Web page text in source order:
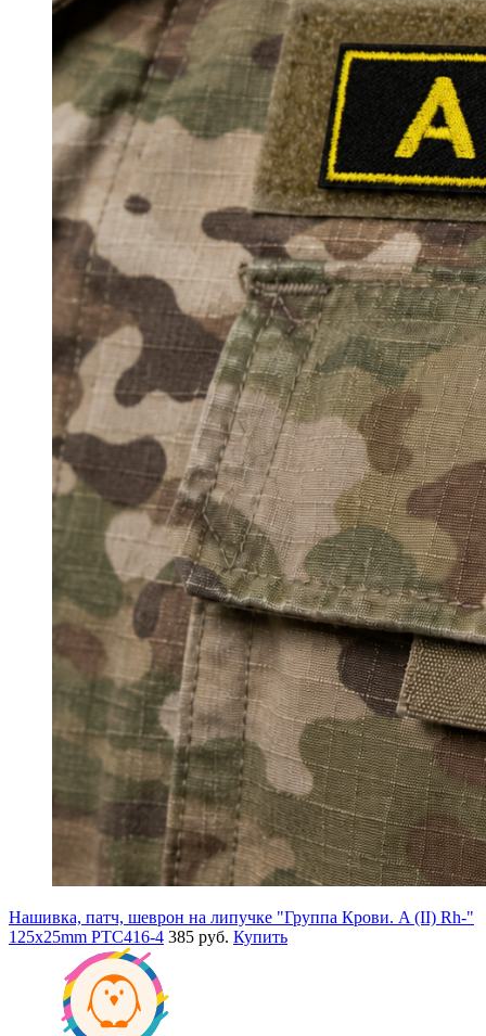
Нашивка, патч, шеврон на липучке "Группа Крови. A (II) Rh-"
125x25mm PTC416-4 385 руб. Купить